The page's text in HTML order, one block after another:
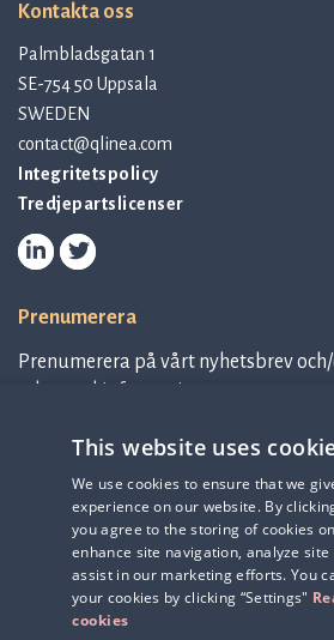
Kontakta oss
Palmbladsgatan 1
SE-754 50 Uppsala
SWEDEN
contact@qlinea.com
Integritetspolicy
Tredjepartslicenser
Prenumerera
Prenumerera på vårt nyhetsbrev
relaterad information.
Prenumerera på nyhetsbrev
IR-related information
This website uses
We use cookies to ensure that we
experience on our website. By
you agree to the storing of cookies
enhance site navigation, analyze site
assist in our marketing efforts. You
your cookies by clicking “Settings"
cookies